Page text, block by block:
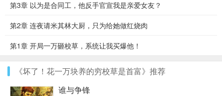
第3章 以为是合同工，他反手官宣我是亲爱女友？
第2章 连夜请米其林大厨，只为给她做红烧肉
第1章 开局一万砸校草，系统让我买爆他！
《坏了！花一万块养的穷校草是首富》推荐
谁与争锋